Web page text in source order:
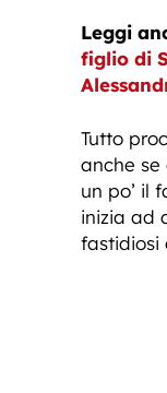
Leggi
figlio di
Tutto
anche se
un po’ il
inizia ad
fastidiosi